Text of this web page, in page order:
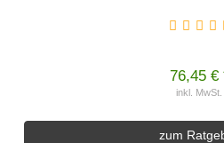
76,45 €
inkl. MwSt.
zum